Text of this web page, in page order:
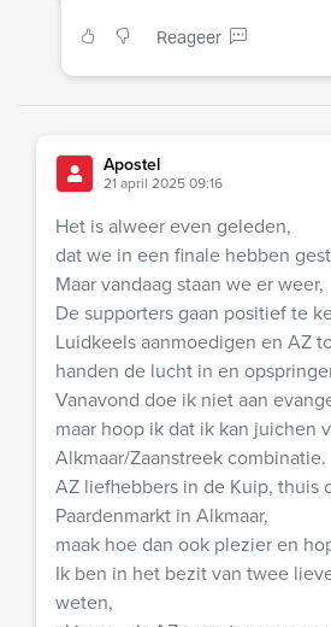
Reageer
Apostel
21 april 2025 09:16
Het is alweer even geleden,
dat we in een finale hebben
Maar vandaag staan we er weer,
De supporters gaan positief te
Luidkeels aanmoedigen en AZ
handen de lucht in en
Vanavond doe ik niet aan
maar hoop ik dat ik kan juichen
Alkmaar/Zaanstreek combinatie.
AZ liefhebbers in de Kuip, thuis
Paardenmarkt in Alkmaar,
maak hoe dan ook plezier en
Ik ben in het bezit van twee
weten,